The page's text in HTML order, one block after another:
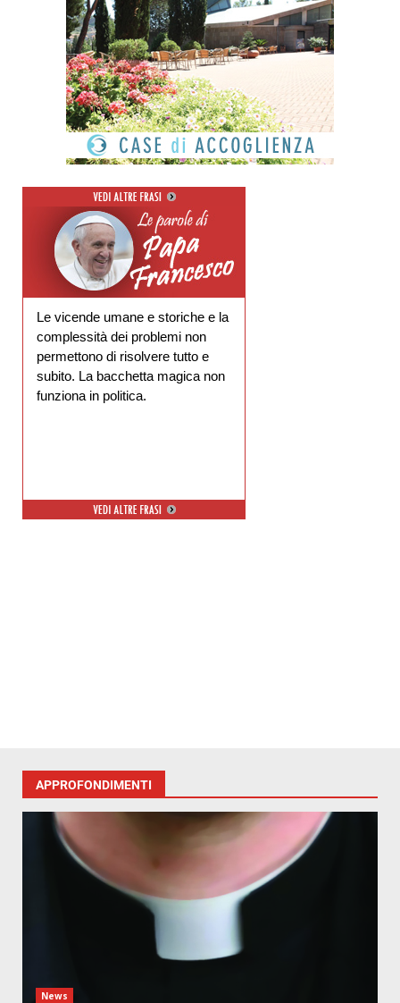
Le vicende umane e storiche e la
complessità dei problemi non
permettono di risolvere tutto e
subito. La bacchetta magica non
funziona in politica.
APPROFONDIMENTI
News